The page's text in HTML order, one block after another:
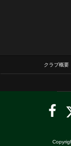
クラブ概要